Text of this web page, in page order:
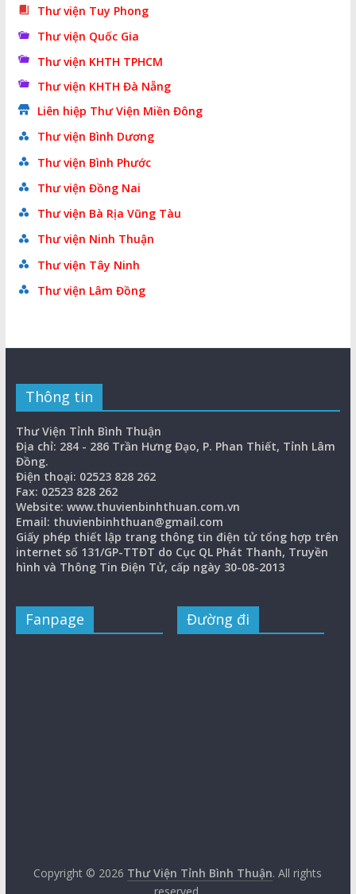
Thư viện Tuy Phong
Thư viện Quốc Gia
Thư viện KHTH TPHCM
Thư viện KHTH Đà Nẵng
Liên hiệp Thư Viện Miền Đông
Thư viện Bình Dương
Thư viện Bình Phước
Thư viện Đồng Nai
Thư viện Bà Rịa Vũng Tàu
Thư viện Ninh Thuận
Thư viện Tây Ninh
Thư viện Lâm Đồng
Thông tin
Thư Viện Tỉnh Bình Thuận
Địa chỉ: 284 - 286 Trần Hưng Đạo, P. Phan Thiết, Tỉnh Lâm
Đồng.
Điện thoại: 02523 828 262
Fax: 02523 828 262
Website: www.thuvienbinhthuan.com.vn
Email: thuvienbinhthuan@gmail.com
Giấy phép thiết lập trang thông tin điện tử tổng hợp trên
internet số 131/GP-TTĐT do Cục QL Phát Thanh, Truyền
hình và Thông Tin Điện Tử, cấp ngày 30-08-2013
Fanpage Đường đi
Copyright © 2026 Thư Viện Tỉnh Bình Thuận. All rights